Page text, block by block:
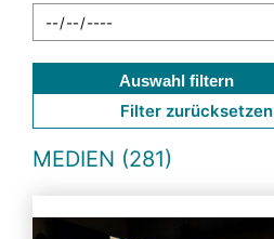
Auswahl filtern
Filter zurücksetzen
MEDIEN (281)